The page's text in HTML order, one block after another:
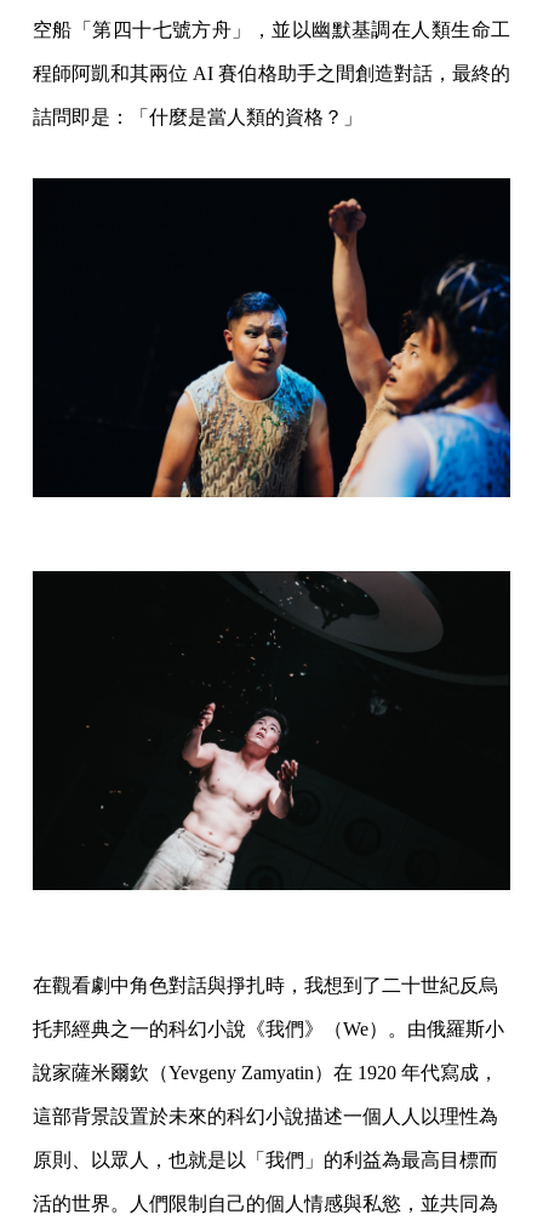
空船「第四十七號方舟」，並以幽默基調在人類生命工
程師阿凱和其兩位 AI 賽伯格助手之間創造對話，最終的
詰問即是：「什麼是當人類的資格？」
在觀看劇中角色對話與掙扎時，我想到了二十世紀反烏
托邦經典之一的科幻小說《我們》（We）。由俄羅斯小
說家薩米爾欽（Yevgeny Zamyatin）在 1920 年代寫成，
這部背景設置於未來的科幻小說描述一個人人以理性為
原則、以眾人，也就是以「我們」的利益為最高目標而
活的世界。人們限制自己的個人情感與私慾，並共同為